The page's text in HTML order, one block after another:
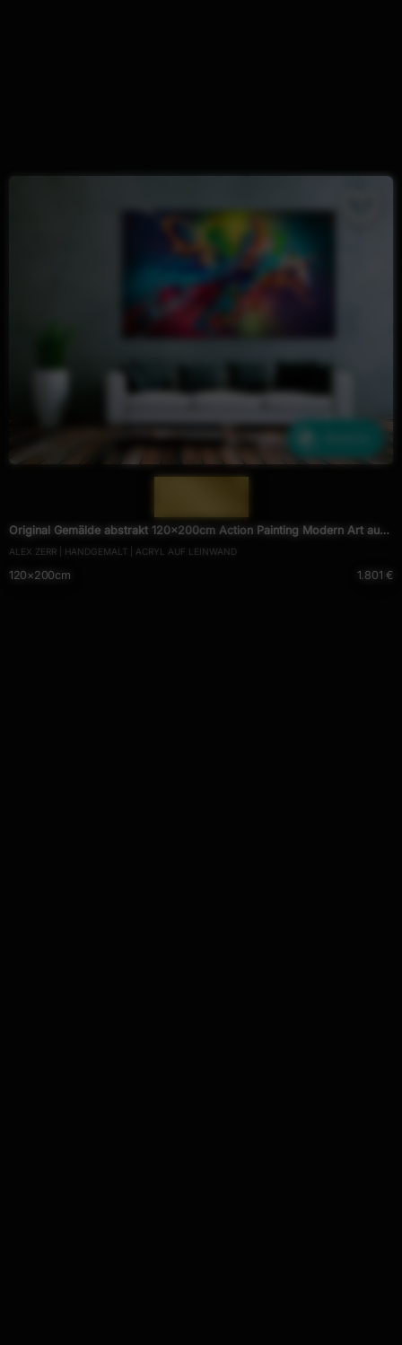
Original Gemälde abstrakt 120x200cm Action Painting Modern Art auf
Leinwand Mischtechnik schwarz NEON bunt blau
ALEX ZERR | HANDGEMALT | ACRYL AUF LEINWAND
120×200cm 1.801 €